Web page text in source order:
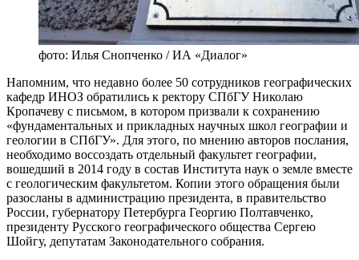
фото: Илья Снопченко / ИА «Диалог»
Напомним, что недавно более 50 сотрудников географических
кафедр ИНОЗ обратились к ректору СПбГУ Николаю
Кропачеву с письмом, в котором призвали к сохранению
«фундаментальных и прикладных научных школ географии и
геологии в СПбГУ». Для этого, по мнению авторов послания,
необходимо воссоздать отдельный факультет географии,
вошедший в 2014 году в состав Института наук о земле вместе
с геологическим факультетом. Копии этого обращения были
разосланы в администрацию президента, в правительство
России, губернатору Петербурга Георгию Полтавченко,
президенту Русского географического общества Сергею
Шойгу, депутатам Законодательного собрания.